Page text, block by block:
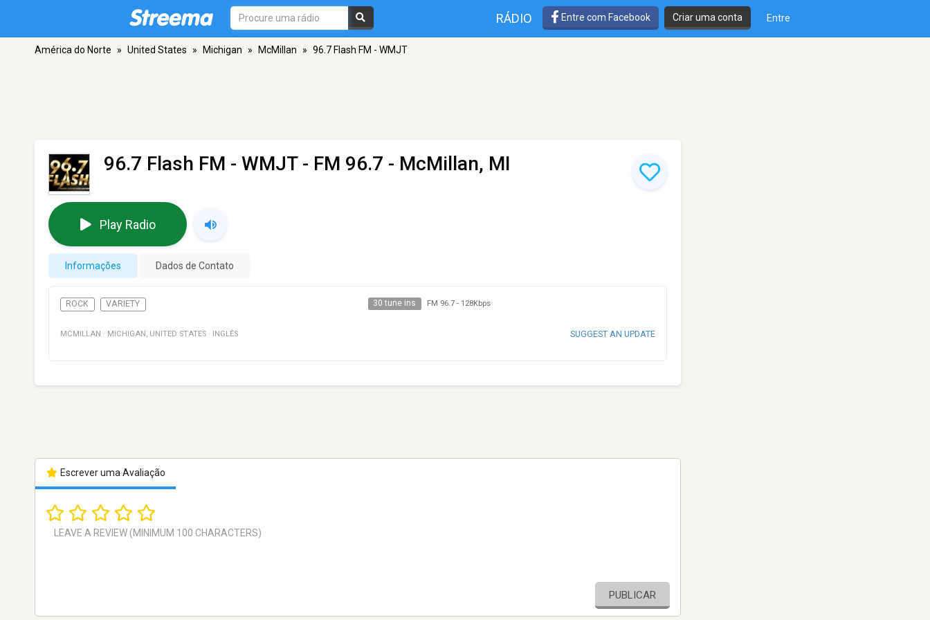
RÁDIO Entre com Facebook Criar uma conta Entre
América do Norte » United States » Michigan » McMillan » 96.7 Flash FM - WMJT
96.7 Flash FM - WMJT- FM 96.7 - McMillan, MI
Play Radio
Informações Dados de Contato
ROCK VARIETY 30 tune ins FM 96.7- 128Kbps
MCMILLAN · MICHIGAN , UNITED STATES · INGLÊS SUGGEST AN UPDATE
Escrever uma Avaliação
PUBLICAR